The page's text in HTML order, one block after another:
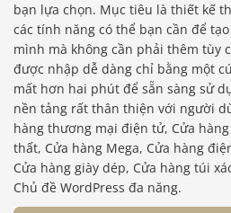
bạn lựa chọn. Mục tiêu là thiết kế
các tính năng có thể bạn cần để
mình mà không cần phải thêm tùy
được nhập dễ dàng chỉ bằng một
mất hơn hai phút để sẵn sàng sử
nền tảng rất thân thiện với người
hàng thương mại điện tử, Cửa
thất, Cửa hàng Mega, Cửa hàng
Cửa hàng giày dép, Cửa hàng túi
Chủ đề WordPress đa năng.